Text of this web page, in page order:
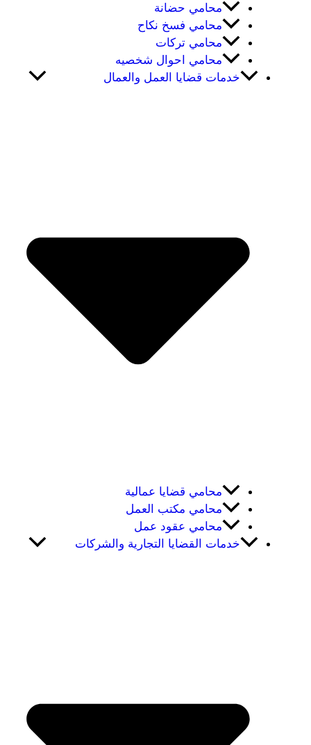
محامي حضانة
محامي فسخ نكاح
محامي تركات
محامي احوال شخصيه
خدمات قضايا العمل والعمال
محامي قضايا عمالية
محامي مكتب العمل
محامي عقود عمل
خدمات القضايا التجارية والشركات